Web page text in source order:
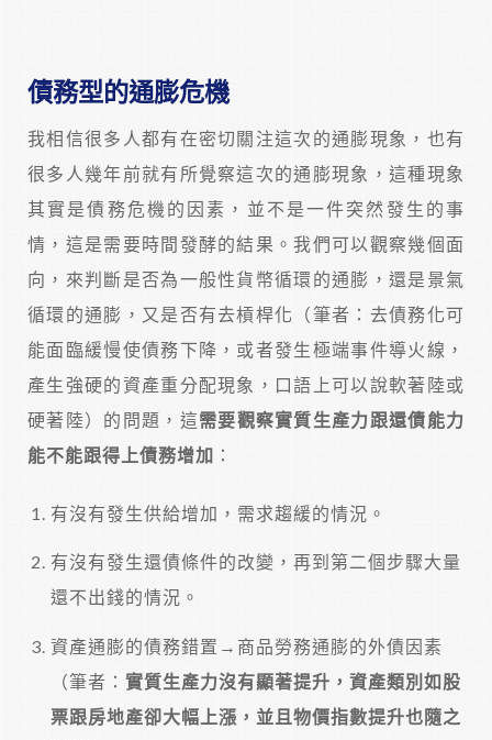
債務型的通膨危機
我相信很多人都有在密切關注這次的通膨現象，也有
很多人幾年前就有所覺察這次的通膨現象，這種現象
其實是債務危機的因素，並不是一件突然發生的事
情，這是需要時間發酵的結果。我們可以觀察幾個面
向，來判斷是否為一般性貨幣循環的通膨，還是景氣
循環的通膨，又是否有去槓桿化（筆者：去債務化可
能面臨緩慢使債務下降，或者發生極端事件導火線，
產生強硬的資產重分配現象，口語上可以說軟著陸或
硬著陸）的問題，這需要觀察實質生產力跟還債能力
能不能跟得上債務增加 ：
有沒有發生供給增加，需求趨緩的情況。
有沒有發生還債條件的改變，再到第二個步驟大量
還不出錢的情況。
資產通膨的債務錯置→商品勞務通膨的外債因素
（筆者： 實質生產力沒有顯著提升，資產類別如股
票跟房地產卻大幅上漲，並且物價指數提升也隨之